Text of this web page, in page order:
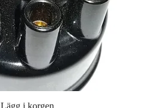
Lägg i korgen